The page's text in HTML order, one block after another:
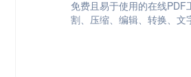
免费且易于使用的在线PDF
割、压缩、编辑、转换、文